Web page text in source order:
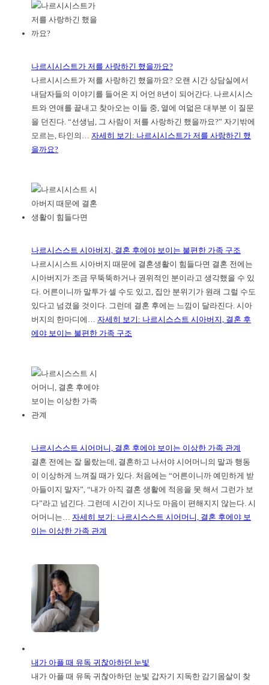
나르시시스트가 저를 사랑하긴 했을까요?
나르시시스트가 저를 사랑하긴 했을까요? 오랜 시간 상담실에서
내담자들의 이야기를 들어온 지 어언 8년이 되어간다. 나르시시스
트와 연애를 끝내고 찾아오는 이들 중, 열에 여덟은 대부분 이 질문
을 던진다. “선생님, 그 사람이 저를 사랑하긴 했을까요?” 자기밖에
모르는, 타인의… 자세히 보기 : 나르시시스트가 저를 사랑하긴 했
을까요?
나르시스스트 시아버지, 결혼 후에야 보이는 불편한 가족 구조
나르시시스트 시아버지 때문에 결혼생활이 힘들다면 결혼 전에는
시아버지가 조금 무뚝뚝하거나 권위적인 분이라고 생각했을 수 있
다. 어른이니까 말투가 셀 수도 있고, 집안 분위기가 원래 그럴 수도
있다고 넘겼을 것이다. 그런데 결혼 후에는 느낌이 달라진다. 시아
버지의 한마디에… 자세히 보기 : 나르시스스트 시아버지, 결혼 후
에야 보이는 불편한 가족 구조
나르시스스트 시어머니, 결혼 후에야 보이는 이상한 가족 관계
결혼 전에는 잘 몰랐는데, 결혼하고 나서야 시어머니의 말과 행동
이 이상하게 느껴질 때가 있다. 처음에는 “어른이니까 예민하게 받
아들이지 말자”, “내가 아직 결혼 생활에 적응을 못 해서 그런가 보
다”라고 넘긴다. 그런데 시간이 지나도 마음이 편해지지 않는다. 시
어머니는… 자세히 보기 : 나르시스스트 시어머니, 결혼 후에야 보
이는 이상한 가족 관계
내가 아플 때 유독 귀찮아하던 눈빛
내가 아플 때 유독 귀찮아하던 눈빛 갑자기 지독한 감기몸살이 찾